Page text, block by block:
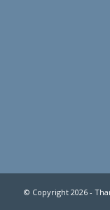
© Copyright 2026 -